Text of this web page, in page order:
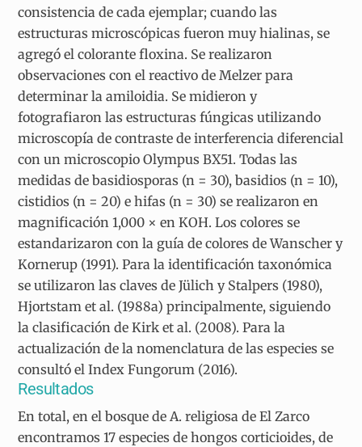
consistencia de cada ejemplar; cuando las
estructuras microscópicas fueron muy hialinas, se
agregó el colorante floxina. Se realizaron
observaciones con el reactivo de Melzer para
determinar la amiloidia. Se midieron y
fotografiaron las estructuras fúngicas utilizando
microscopía de contraste de interferencia diferencial
con un microscopio Olympus BX51. Todas las
medidas de basidiosporas (n = 30), basidios (n = 10),
cistidios (n = 20) e hifas (n = 30) se realizaron en
magnificación 1,000 × en KOH. Los colores se
estandarizaron con la guía de colores de Wanscher y
Kornerup (1991). Para la identificación taxonómica
se utilizaron las claves de Jülich y Stalpers (1980),
Hjortstam et al. (1988a) principalmente, siguiendo
la clasificación de Kirk et al. (2008). Para la
actualización de la nomenclatura de las especies se
consultó el Index Fungorum (2016).
Resultados
En total, en el bosque de A. religiosa de El Zarco
encontramos 17 especies de hongos corticioides, de